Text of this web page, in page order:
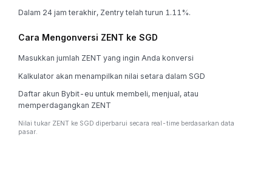
Dalam 24 jam terakhir, Zentry telah turun 1.11%.
Cara Mengonversi ZENT ke SGD
Masukkan jumlah ZENT yang ingin Anda konversi
Kalkulator akan menampilkan nilai setara dalam SGD
Daftar akun Bybit-eu untuk membeli, menjual, atau
memperdagangkan ZENT
Nilai tukar ZENT ke SGD diperbarui secara real-time berdasarkan data
pasar.